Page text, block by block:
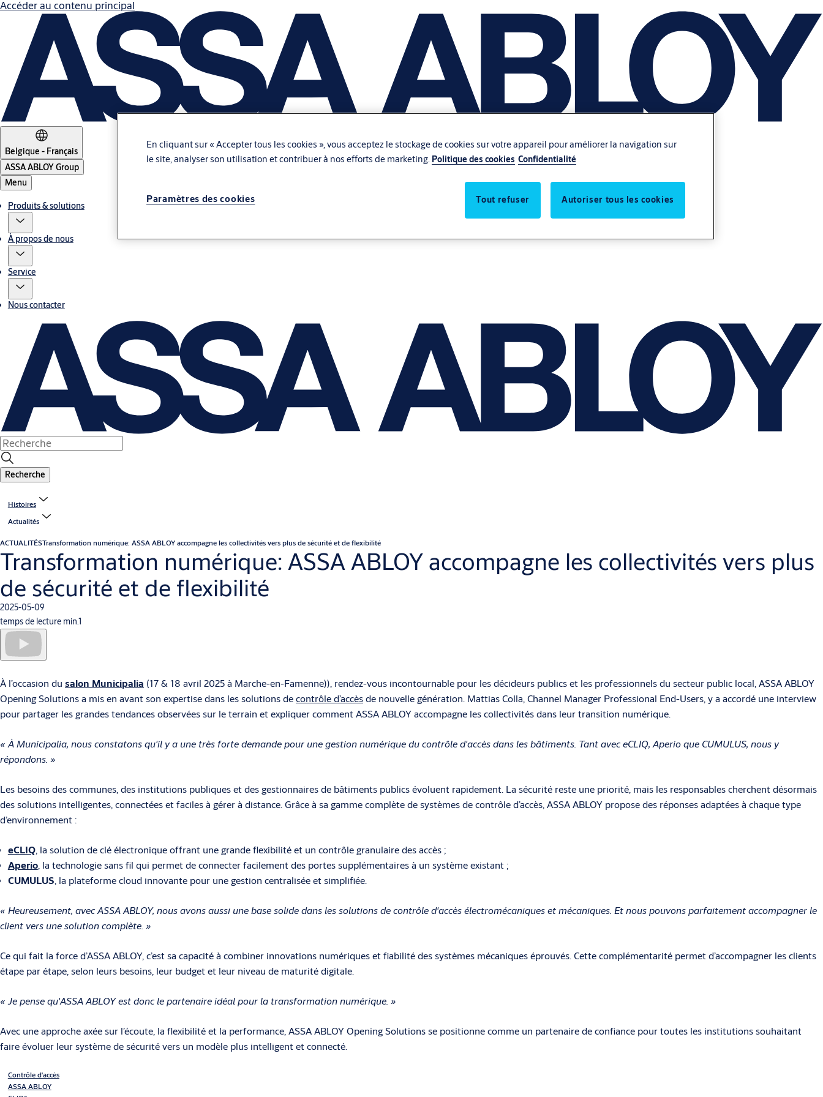
Accéder au contenu principal
Belgique - Français
ASSA ABLOY Group
Menu
Produits & solutions
À propos de nous
Service
Nous contacter
Recherche
Histoires
Actualités
ACTUALITÉSTransformation numérique: ASSA ABLOY accompagne les collectivités vers plus de sécurité et de flexibilité
Transformation numérique: ASSA ABLOY accompagne les collectivités vers plus
de sécurité et de flexibilité
2025-05-09
temps de lecture min.1
À l’occasion du salon Municipalia (17 & 18 avril 2025 à Marche-en-Famenne)), rendez-vous incontournable pour les décideurs publics et les professionnels du secteur public local, ASSA ABLOY
Opening Solutions a mis en avant son expertise dans les solutions decontrôle d’accèsde nouvelle génération. Mattias Colla, Channel Manager Professional End-Users, y a accordé une interview
pour partager les grandes tendances observées sur le terrain et expliquer comment ASSA ABLOY accompagne les collectivités dans leur transition numérique.
« À Municipalia, nous constatons qu'il y a une très forte demande pour une gestion numérique du contrôle d'accès dans les bâtiments. Tant avec eCLIQ, Aperio que CUMULUS, nous y
répondons. »
Les besoins des communes, des institutions publiques et des gestionnaires de bâtiments publics évoluent rapidement. La sécurité reste une priorité, mais les responsables cherchent désormais
des solutions intelligentes, connectées et faciles à gérer à distance. Grâce à sa gamme complète de systèmes de contrôle d’accès, ASSA ABLOY propose des réponses adaptées à chaque type
d’environnement :
eCLIQ, la solution de clé électronique offrant une grande flexibilité et un contrôle granulaire des accès ;
Aperio, la technologie sans fil qui permet de connecter facilement des portes supplémentaires à un système existant ;
CUMULUS , la plateforme cloud innovante pour une gestion centralisée et simplifiée.
« Heureusement, avec ASSA ABLOY, nous avons aussi une base solide dans les solutions de contrôle d'accès électromécaniques et mécaniques. Et nous pouvons parfaitement accompagner le
client vers une solution complète. »
Ce qui fait la force d’ASSA ABLOY, c’est sa capacité à combiner innovations numériques et fiabilité des systèmes mécaniques éprouvés. Cette complémentarité permet d’accompagner les clients
étape par étape, selon leurs besoins, leur budget et leur niveau de maturité digitale.
« Je pense qu'ASSA ABLOY est donc le partenaire idéal pour la transformation numérique. »
Avec une approche axée sur l’écoute, la flexibilité et la performance, ASSA ABLOY Opening Solutions se positionne comme un partenaire de confiance pour toutes les institutions souhaitant
faire évoluer leur système de sécurité vers un modèle plus intelligent et connecté.
Contrôle d'accès
ASSA ABLOY
En cliquant sur « Accepter tous les cookies », vous acceptez le stockage de cookies sur votre appareil pour améliorer la navigation sur
le site, analyser son utilisation et contribuer à nos efforts de marketing. Politique des cookies Confidentialité
Paramètres des cookies Tout refuser Autoriser tous les cookies